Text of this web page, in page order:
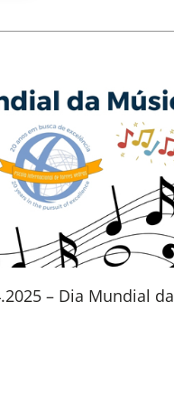
– Dia Mundial da